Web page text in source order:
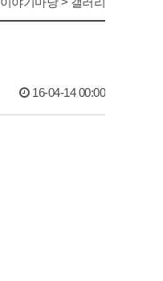
16-04-14 00:00